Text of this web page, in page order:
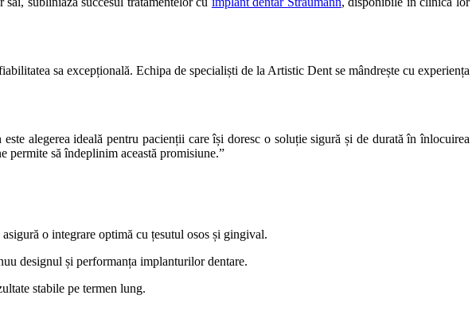
sa excepțională. Echipa de specialiști de la Artistic Dent se mândrește cu experiența
alegerea ideală pentru pacienții care își doresc o soluție sigură și de durată în înlocuirea
permite să îndeplinim această promisiune.”
o integrare optimă cu țesutul osos și gingival.
designul și performanța implanturilor dentare.
stabile pe termen lung.